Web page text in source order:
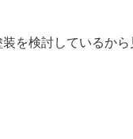
を検討しているか